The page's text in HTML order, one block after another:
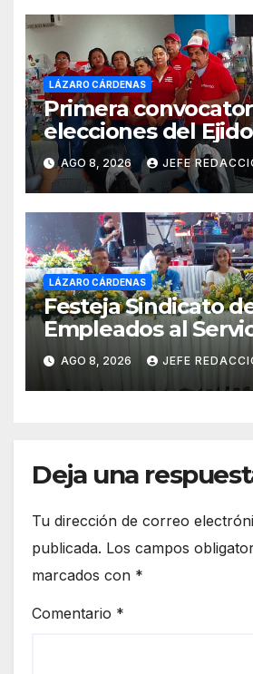
LÁZARO CÁRDENAS
Primera
elecciones del
Ocampo en Lázaro
el domingo
AGO 8, 2026 JEFE
LÁZARO CÁRDENAS
Festeja Sindicato
Empleados al
Ayuntamiento de
Empleado Municipal
AGO 8, 2026 JEFE
Deja una
Tu dirección de correo
publicada. Los campos
marcados con *
Comentario *